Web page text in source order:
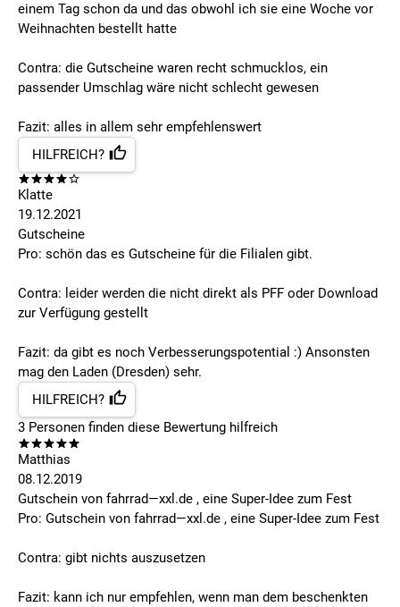
einem Tag schon da und das obwohl ich sie eine Woche vor
Weihnachten bestellt hatte
Contra: die Gutscheine waren recht schmucklos, ein
passender Umschlag wäre nicht schlecht gewesen
Fazit: alles in allem sehr empfehlenswert
HILFREICH?
Klatte
19.12.2021
Gutscheine
Pro: schön das es Gutscheine für die Filialen gibt.
Contra: leider werden die nicht direkt als PFF oder Download
zur Verfügung gestellt
Fazit: da gibt es noch Verbesserungspotential :) Ansonsten
mag den Laden (Dresden) sehr.
HILFREICH?
3 Personen finden diese Bewertung hilfreich
Matthias
08.12.2019
Gutschein von fahrrad—xxl.de , eine Super-Idee zum Fest
Pro: Gutschein von fahrrad—xxl.de , eine Super-Idee zum Fest
Contra: gibt nichts auszusetzen
Fazit: kann ich nur empfehlen, wenn man dem beschenkten